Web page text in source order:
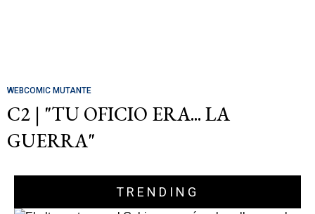
WEBCOMIC MUTANTE
C2 | "TU OFICIO ERA... LA
GUERRA"
TRENDING